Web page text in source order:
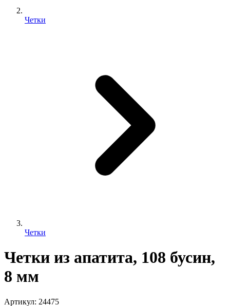
Четки
Четки
Четки из апатита, 108 бусин,
8 мм
Артикул: 24475